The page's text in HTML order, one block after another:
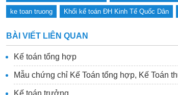
ke toan truong Khối kế toán ĐH Kinh Tế Quốc Dân
BÀI VIẾT LIÊN QUAN
Kế toán tổng hợp
Mẫu chứng chỉ Kế Toán tổng hợp, Kế Toán
Kế toán trưởng